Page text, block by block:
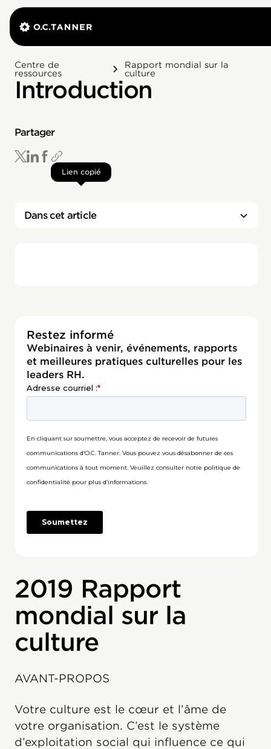
Centre de
ressources
Rapport mondial sur la
culture
Introduction
Partager
Lien copié
Dans cet article
Restez informé
Webinaires à venir, événements, rapports
et meilleures pratiques culturelles pour les
leaders RH.
2019 Rapport
mondial sur la
culture
AVANT-PROPOS
Votre culture est le cœur et l’âme de
votre organisation. C’est le système
d’exploitation social qui influence ce qui